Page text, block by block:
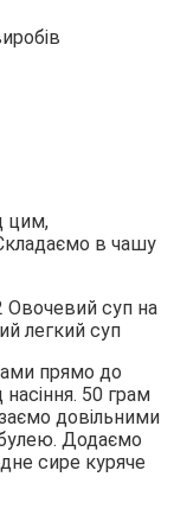
цим,
в чашу
прямо до
50 грам
довільними
Додаємо
сире куряче